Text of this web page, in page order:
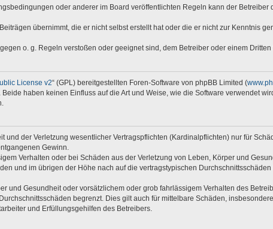
oder anderer im Board veröffentlichten Regeln kann der
übernimmt, die er nicht selbst erstellt hat oder die er nicht zur Kenntnis
o. g. Regeln verstoßen oder geeignet sind, dem Betreiber oder einem
License v2“ (GPL) bereitgestellten Foren-Software von phpBB Limited (
Beide haben keinen Einfluss auf die Art und Weise, wie die Software verwendet
und der Verletzung wesentlicher Vertragspflichten (Kardinalpflichten) nur für
Gewinn.
Verhalten oder bei Schäden aus der Verletzung von Leben, Körper und
und im übrigen der Höhe nach auf die vertragstypischen
und Gesundheit oder vorsätzlichem oder grob fahrlässigem Verhalten des
begrenzt. Dies gilt auch für mittelbare Schäden,
und Erfüllungsgehilfen des Betreibers.